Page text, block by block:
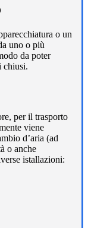
o un
uno o più
da poter
chiusi.
per il trasporto
viene
d’aria (ad
o anche
istallazioni: